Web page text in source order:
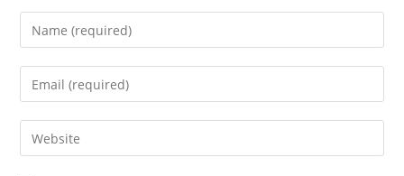
Enter
your
name
comment
Enter
your
email
address
Enter
your